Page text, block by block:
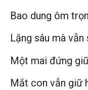
Bao dung ôm
Lặng sâu mà
Một mai đứng
Mắt con vẫn giữ